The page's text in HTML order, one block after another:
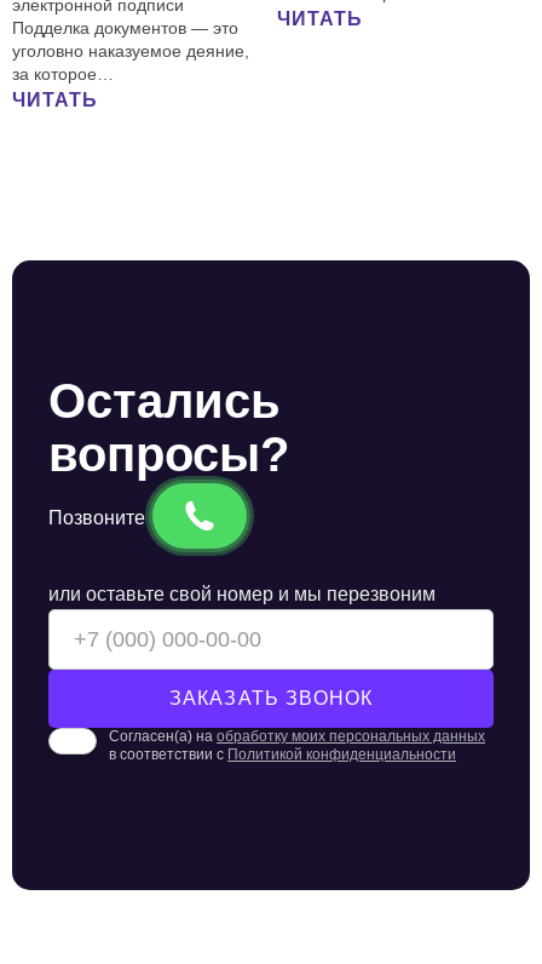
электронной подписи
Подделка документов — это
уголовно наказуемое деяние,
за которое…
ЧИТАТЬ
ЧИТАТЬ
Остались
вопросы?
Позвоните
или оставьте свой номер и мы перезвоним
Согласен(а) на обработку моих персональных данных
в соответствии с Политикой конфиденциальности